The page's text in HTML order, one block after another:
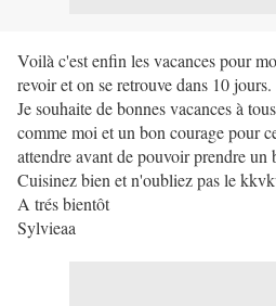
Voilà c'est enfin les vacances pour
revoir et on se retrouve dans 10 jours.
Je souhaite de bonnes vacances à
comme moi et un bon courage pour
attendre avant de pouvoir prendre un
Cuisinez bien et n'oubliez pas le
A trés bientôt
Sylvieaa